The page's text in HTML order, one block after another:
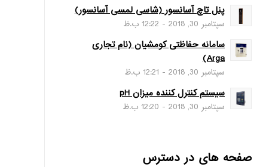
پنل تاچ آسانسور (شاسی لمسی آسانسور)
سپتامبر 30, 2018 - 12:22 ب.ظ
سامانه حفاظتی کومشیان (نام تجاری
Arga)
سپتامبر 30, 2018 - 12:21 ب.ظ
سیستم کنترل کننده میزان pH
سپتامبر 30, 2018 - 12:20 ب.ظ
صفحه های در دسترس